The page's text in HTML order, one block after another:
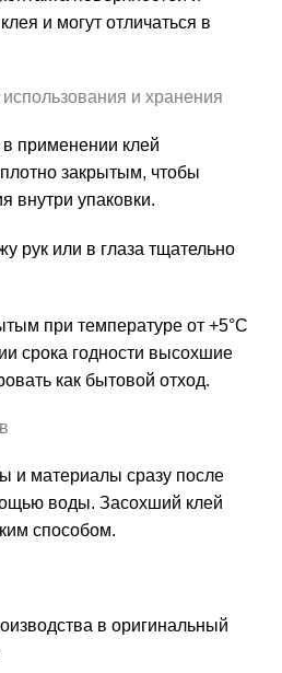
и могут отличаться в
и хранения
применении клей
закрытым, чтобы
внутри упаковки.
рук или в глаза тщательно
при температуре от +5°C
срока годности высохшие
как бытовой отход.
и материалы сразу после
воды. Засохший клей
способом.
в оригинальный